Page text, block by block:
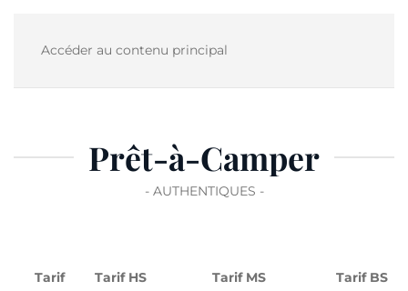
Accéder au contenu principal
Prêt-à-Camper
- AUTHENTIQUES -
Tarif Tarif HS Tarif MS Tarif BS